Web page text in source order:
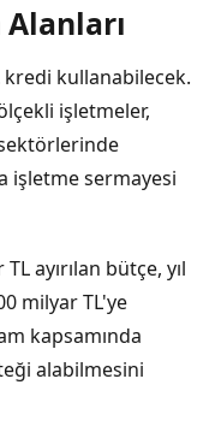
kredi kullanabilecek.
işletmeler,
işletme sermayesi
ayırılan bütçe, yıl
milyar TL'ye
kapsamında
alabilmesini